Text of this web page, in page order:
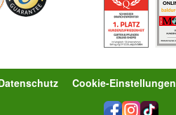
Cookie-Einstellungen